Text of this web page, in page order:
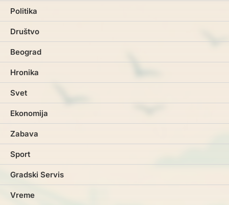
Politika
Društvo
Beograd
Hronika
Svet
Ekonomija
Zabava
Sport
Gradski Servis
Vreme